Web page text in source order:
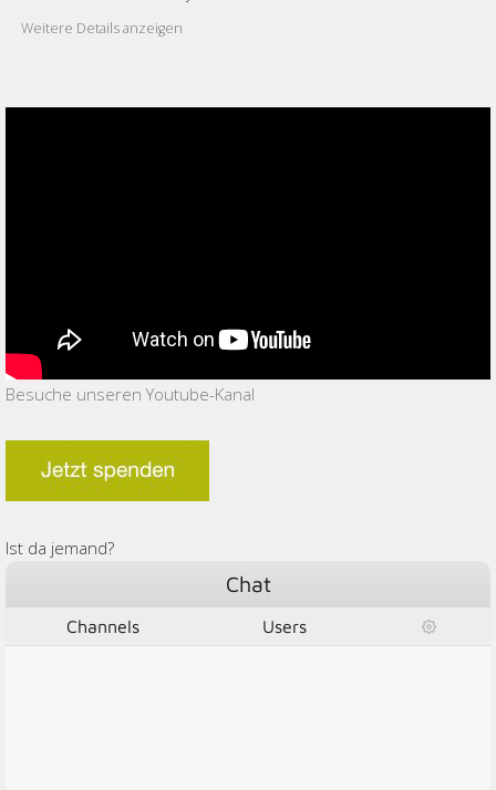
Weitere Details anzeigen
Besuche unseren Youtube-Kanal
Ist da jemand?
Chat
Channels Users